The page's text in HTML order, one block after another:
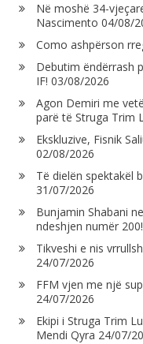
Në moshë 34-
Nascimento 04/08/
Como ashpërson
Debutim ëndërrash
IF! 03/08/2026
Agon Demiri me
parë të Struga Trim
Ekskluzive, Fisnik
02/08/2026
Të dielën spektakël
31/07/2026
Bunjamin Shabani
ndeshjen numër 200!
Tikveshi e nis
24/07/2026
FFM vjen me një
24/07/2026
Ekipi i Struga Trim
Mendi Qyra 24/07/